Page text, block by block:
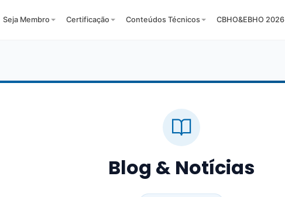
Seja Membro Certificação Conteúdos Técnicos CBHO&EBHO 2026
Blog & Notícias